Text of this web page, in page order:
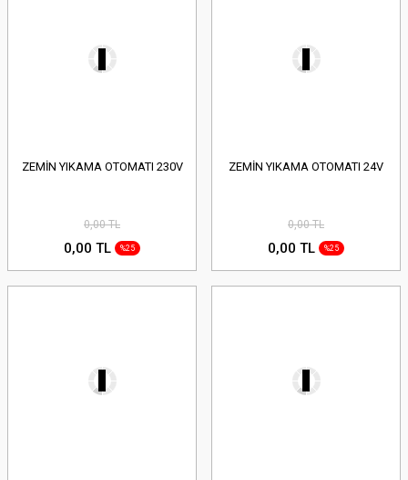
ZEMİN YIKAMA OTOMATI 230V
0,00 TL
0,00 TL %25
ZEMİN YIKAMA OTOMATI 24V
0,00 TL
0,00 TL %25